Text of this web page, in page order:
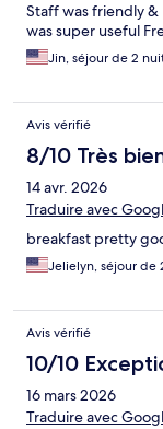
Staff was friendly
was super useful
Jin, séjour de 2
Avis vérifié
8/10 Très
14 avr. 2026
Traduire avec
breakfast pretty
Jelielyn, séjour de
Avis vérifié
10/10
16 mars 2026
Traduire avec